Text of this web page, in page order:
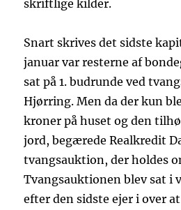
skriftlige kilder.
Snart skrives det sidste
januar var resterne af
sat på 1. budrunde ved
Hjørring. Men da der kun
kroner på huset og den
jord, begærede Realkredit
tvangsauktion, der holdes
Tvangsauktionen blev sat i
efter den sidste ejer i over